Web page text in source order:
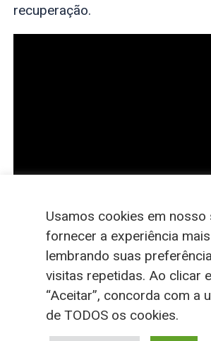
recuperação.
Usamos cookies em nosso
fornecer a experiência
lembrando suas
visitas repetidas. Ao clicar
“Aceitar”, concorda com a
de TODOS os cookies.